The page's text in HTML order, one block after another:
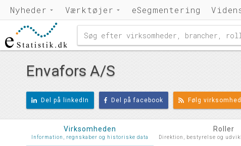
Nyheder Værktøjer eSegmentering
Envafors A/S
Del på linkedIn Del på facebook Følg virksomhed
Virksomheden
Information, regnskaber og historiske data
Roller
Direktion, bestyrelse og